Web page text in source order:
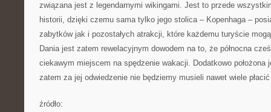
związana jest z legendarnymi wikingami. Jest to przede
historii, dzięki czemu sama tylko jego stolica – Kopenhaga –
zabytków jak i pozostałych atrakcji, które każdemu turyście
Dania jest zatem rewelacyjnym dowodem na to, że północna
ciekawym miejscem na spędzenie wakacji. Dodatkowo
zatem za jej odwiedzenie nie będziemy musieli nawet wiele
źródło: